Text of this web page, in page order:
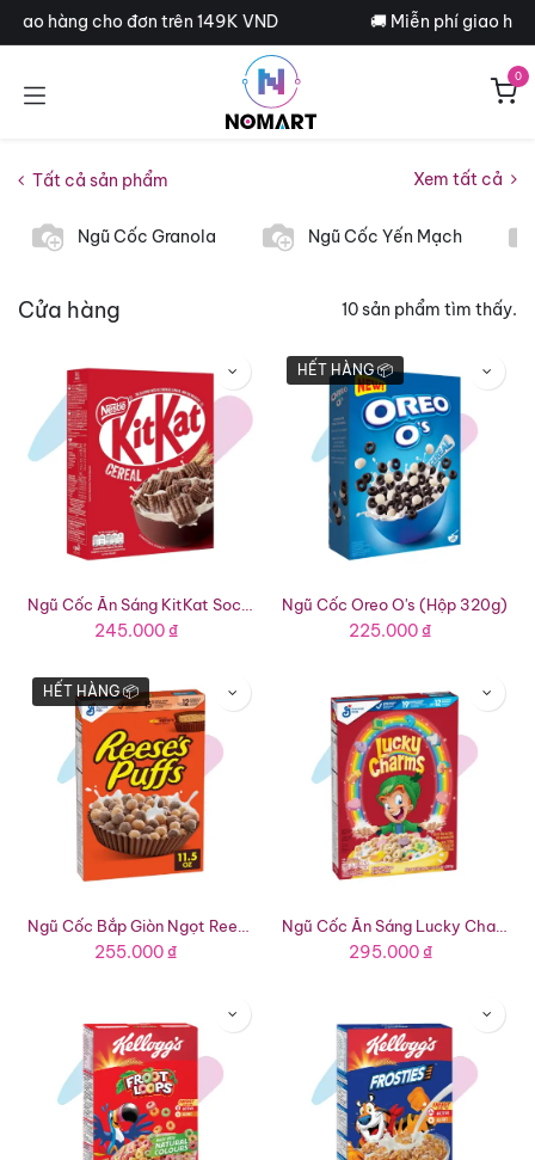
Bỏ qua để đến Nội dung
hàng cho đơn trên 149K VND 🚚 Miễn phí giao
0
Tất cả sản phẩm Xem tất cả
Ngũ Cốc Granola Ngũ Cốc Yến Mạch
Cửa hàng 10 sản phẩm tìm thấy.
245.000₫
HẾT HÀNG 📦
Ngũ Cốc Oreo O's (Hộp 320g)
225.000₫
HẾT HÀNG 📦
255.000₫ 295.000₫